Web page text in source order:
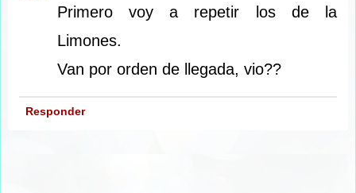
Primero voy a repetir los de la
Limones.
Van por orden de llegada, vio??
Responder